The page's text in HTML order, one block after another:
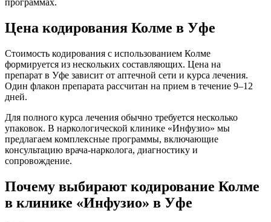
программах.
Цена кодирования Колме в Уфе
Стоимость кодирования с использованием Колме
формируется из нескольких составляющих. Цена на
препарат в Уфе зависит от аптечной сети и курса лечения.
Один флакон препарата рассчитан на прием в течение 9–12
дней.
Для полного курса лечения обычно требуется несколько
упаковок. В наркологической клинике «Инфузио» мы
предлагаем комплексные программы, включающие
консультацию врача-нарколога, диагностику и
сопровождение.
Почему выбирают кодирование Колме
в клинике «Инфузио» в Уфе